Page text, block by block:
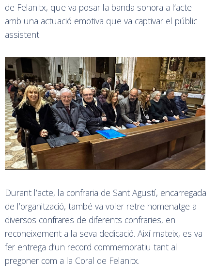
de Felanitx, que va posar la banda sonora a l’acte
amb una actuació emotiva que va captivar el públic
assistent.
Durant l’acte, la confraria de Sant Agustí, encarregada
de l’organització, també va voler retre homenatge a
diversos confrares de diferents confraries, en
reconeixement a la seva dedicació. Així mateix, es va
fer entrega d’un record commemoratiu tant al
pregoner com a la Coral de Felanitx.